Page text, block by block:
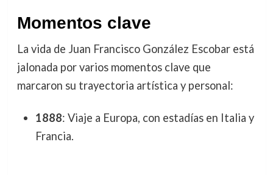
Momentos clave
La vida de Juan Francisco González Escobar está
jalonada por varios momentos clave que
marcaron su trayectoria artística y personal:
1888: Viaje a Europa, con estadías en Italia y
Francia.